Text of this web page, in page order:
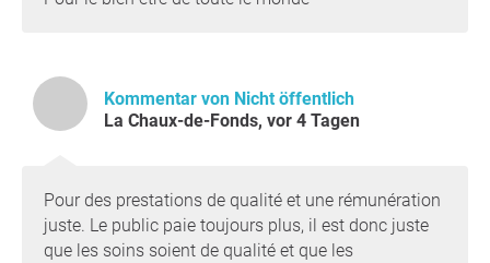
Kommentar von Nicht öffentlich
La Chaux-de-Fonds, vor 4 Tagen
Pour des prestations de qualité et une rémunération
juste. Le public paie toujours plus, il est donc juste
que les soins soient de qualité et que les